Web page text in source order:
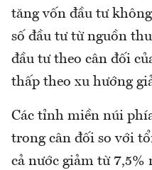
tăng vốn đầu tư
số đầu tư từ nguồn
đầu tư theo cân đối
thấp theo xu hướng
Các tỉnh miền núi
trong cân đối so với
cả nước giảm từ 7,5%